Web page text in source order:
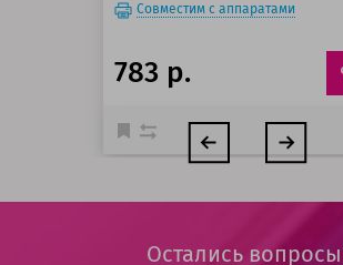
Совместим с аппаратами
783 р.
Остались